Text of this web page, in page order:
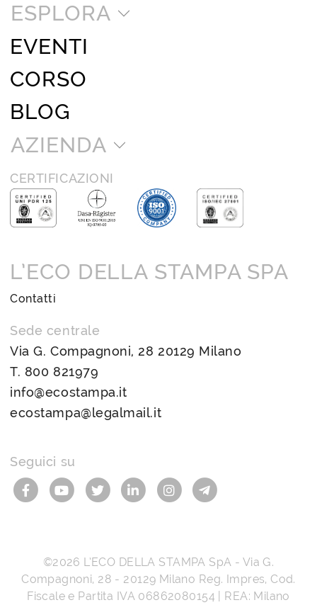
ESPLORA
EVENTI
CORSO
BLOG
AZIENDA
CERTIFICAZIONI
L’ECO DELLA STAMPA SPA
Contatti
Sede centrale
Via G. Compagnoni, 28 20129 Milano
T. 800 821979
info@ecostampa.it
ecostampa@legalmail.it
Seguici su
©2026 L’ECO DELLA STAMPA SpA - Via G.
Compagnoni, 28 - 20129 Milano Reg. Impres, Cod.
Fiscale e Partita IVA 06862080154 | REA: Milano